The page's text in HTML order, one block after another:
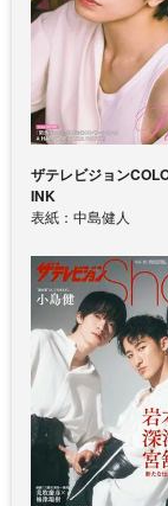
ザテレビジョン
INK
表紙：中島健人